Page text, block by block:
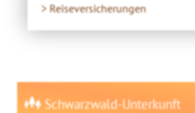
> Reiseversicherungen
Schwarzwald-Unterkunft